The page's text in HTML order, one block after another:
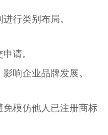
行类别布局。
请。
响企业品牌发展。
模仿他人已注册商标